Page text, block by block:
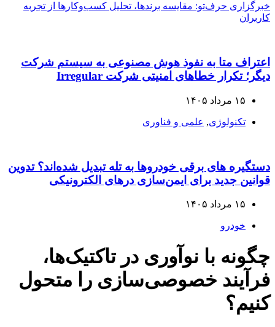
خبرگزاری حرف‌تو: مقایسه برندها، تحلیل کسب‌وکارها از تجربه
کاربران
اعتراف متا به نفوذ هوش مصنوعی به سیستم شرکت
دیگر؛ تکرار خطاهای امنیتی شرکت Irregular
۱۵ مرداد ۱۴۰۵
تکنولوژی, علمی و فناوری
دستگیره‌ های برقی خودروها به تله تبدیل شده‌اند؟ تدوین
قوانین جدید برای ایمن‌سازی درهای الکترونیکی
۱۵ مرداد ۱۴۰۵
خودرو
چگونه با نوآوری در تاکتیک‌ها،
فرآیند خصوصی‌سازی را متحول
کنیم؟